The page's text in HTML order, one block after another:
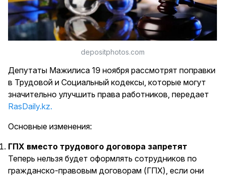
depositphotos.com
Депутаты Мажилиса 19 ноября рассмотрят поправки
в Трудовой и Социальный кодексы, которые могут
значительно улучшить права работников, передает
RasDaily.kz.
Основные изменения:
ГПХ вместо трудового договора запретят
Теперь нельзя будет оформлять сотрудников по
гражданско-правовым договорам (ГПХ), если они